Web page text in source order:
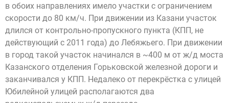
в обоих направлениях имело участки с ограничением
скорости до 80 км/ч. При движении из Казани участок
длился от контрольно-пропускного пункта (КПП, не
действующий с 2011 года) до Лебяжьего. При движении
в город такой участок начинался в ~400 м от ж/д моста
Казанского отделения Горьковской железной дороги и
заканчивался у КПП. Недалеко от перекрёстка с улицей
Юбилейной улицей располагаются два